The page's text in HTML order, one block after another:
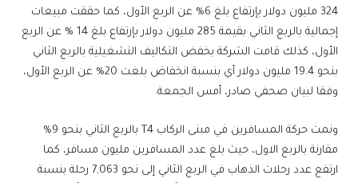
324 مليون دولار بإرتفاع بلغ 6% عن الربع الأول، كما حققت مبيعات
إجمالية بالربع الثاني بقيمة 285 مليون دولار بإرتفاع بلغ 14 % عن الربع
الأول، كذلك قامت الشركة بخفض التكاليف التشغيلية بالربع الثاني
بنحو 19.4 مليون دولار أي بنسبة انخفاض بلغت 20% عن الربع الأول،
وفقا لبيان صحفي صادر، أمس الجمعة.
ونمت حركة المسافرين في مبنى الركاب T4 بالربع الثاني بنحو 9%
مقارنة بالربع الاول، حيث بلغ عدد المسافرين مليون مسافر، كما
ارتفع عدد رحلات الذهاب في الربع الثاني إلى نحو 7,063 رحلة بنسبة